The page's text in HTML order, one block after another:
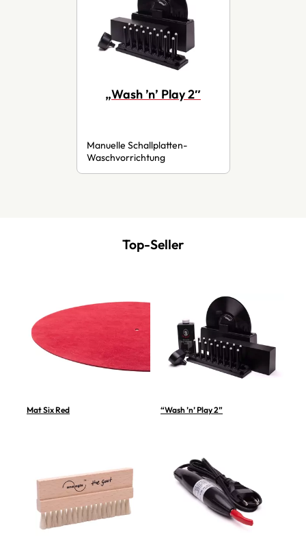
„Wash ’n’ Play 2″
Manuelle Schallplatten-
Waschvorrichtung
Top-Seller
Mat Six Red “Wash ’n’ Play 2”